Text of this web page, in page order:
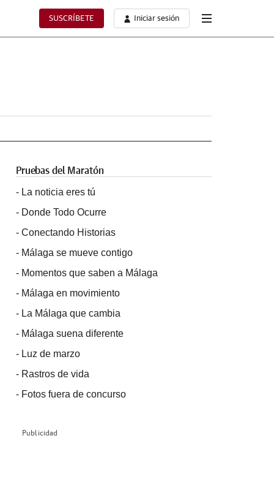
SUSCRÍBETE Iniciar sesión
Pruebas del Maratón
- La noticia eres tú
- Donde Todo Ocurre
- Conectando Historias
- Málaga se mueve contigo
- Momentos que saben a Málaga
- Málaga en movimiento
- La Málaga que cambia
- Málaga suena diferente
- Luz de marzo
- Rastros de vida
- Fotos fuera de concurso
Publicidad